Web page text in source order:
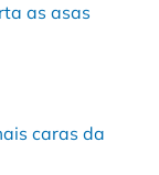
as asas
caras da